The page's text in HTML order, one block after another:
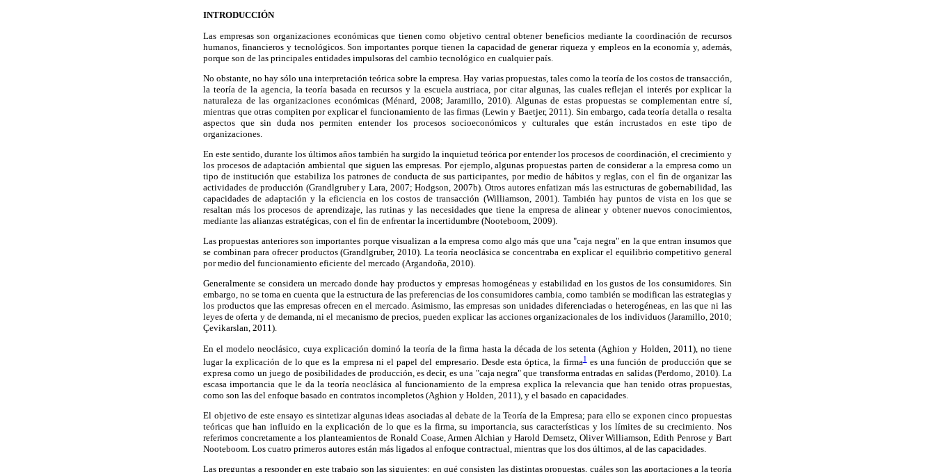
INTRODUCCIÓN
Las empresas son organizaciones económicas que tienen como objetivo central obtener beneficios mediante la coordinación de recursos
humanos, financieros y tecnológicos. Son importantes porque tienen la capacidad de generar riqueza y empleos en la economía y, además,
porque son de las principales entidades impulsoras del cambio tecnológico en cualquier país.
No obstante, no hay sólo una interpretación teórica sobre la empresa. Hay varias propuestas, tales como la teoría de los costos de transacción,
la teoría de la agencia, la teoría basada en recursos y la escuela austriaca, por citar algunas, las cuales reflejan el interés por explicar la
naturaleza de las organizaciones económicas (Ménard, 2008; Jaramillo, 2010). Algunas de estas propuestas se complementan entre sí,
mientras que otras compiten por explicar el funcionamiento de las firmas (Lewin y Baetjer, 2011). Sin embargo, cada teoría detalla o resalta
aspectos que sin duda nos permiten entender los procesos socioeconómicos y culturales que están incrustados en este tipo de
organizaciones.
En este sentido, durante los últimos años también ha surgido la inquietud teórica por entender los procesos de coordinación, el crecimiento y
los procesos de adaptación ambiental que siguen las empresas. Por ejemplo, algunas propuestas parten de considerar a la empresa como un
tipo de institución que estabiliza los patrones de conducta de sus participantes, por medio de hábitos y reglas, con el fin de organizar las
actividades de producción (Grandlgruber y Lara, 2007; Hodgson, 2007b). Otros autores enfatizan más las estructuras de gobernabilidad, las
capacidades de adaptación y la eficiencia en los costos de transacción (Williamson, 2001). También hay puntos de vista en los que se
resaltan más los procesos de aprendizaje, las rutinas y las necesidades que tiene la empresa de alinear y obtener nuevos conocimientos,
mediante las alianzas estratégicas, con el fin de enfrentar la incertidumbre (Nooteboom, 2009).
Las propuestas anteriores son importantes porque visualizan a la empresa como algo más que una "caja negra" en la que entran insumos que
se combinan para ofrecer productos (Grandlgruber, 2010). La teoría neoclásica se concentraba en explicar el equilibrio competitivo general
por medio del funcionamiento eficiente del mercado (Argandoña, 2010).
Generalmente se considera un mercado donde hay productos y empresas homogéneas y estabilidad en los gustos de los consumidores. Sin
embargo, no se toma en cuenta que la estructura de las preferencias de los consumidores cambia, como también se modifican las estrategias y
los productos que las empresas ofrecen en el mercado. Asimismo, las empresas son unidades diferenciadas o heterogéneas, en las que ni las
leyes de oferta y de demanda, ni el mecanismo de precios, pueden explicar las acciones organizacionales de los individuos (Jaramillo, 2010;
Çevikarslan, 2011).
En el modelo neoclásico, cuya explicación dominó la teoría de la firma hasta la década de los setenta (Aghion y Holden, 2011), no tiene
lugar la explicación de lo que es la empresa ni el papel del empresario. Desde esta óptica, la firma1es una función de producción que se
expresa como un juego de posibilidades de producción, es decir, es una "caja negra" que transforma entradas en salidas (Perdomo, 2010). La
escasa importancia que le da la teoría neoclásica al funcionamiento de la empresa explica la relevancia que han tenido otras propuestas,
como son las del enfoque basado en contratos incompletos (Aghion y Holden, 2011), y el basado en capacidades.
El objetivo de este ensayo es sintetizar algunas ideas asociadas al debate de la Teoría de la Empresa; para ello se exponen cinco propuestas
teóricas que han influido en la explicación de lo que es la firma, su importancia, sus características y los límites de su crecimiento. Nos
referimos concretamente a los planteamientos de Ronald Coase, Armen Alchian y Harold Demsetz, Oliver Williamson, Edith Penrose y Bart
Nooteboom. Los cuatro primeros autores están más ligados al enfoque contractual, mientras que los dos últimos, al de las capacidades.
Las preguntas a responder en este trabajo son las siguientes: en qué consisten las distintas propuestas, cuáles son las aportaciones a la teoría